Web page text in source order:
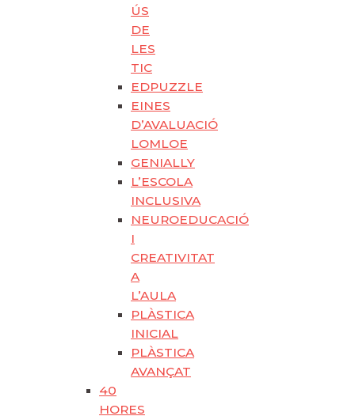
ÚS
DE
LES
TIC
EDPUZZLE
EINES
D’AVALUACIÓ
LOMLOE
GENIALLY
L’ESCOLA
INCLUSIVA
NEUROEDUCACIÓ
I
CREATIVITAT
A
L’AULA
PLÀSTICA
INICIAL
PLÀSTICA
AVANÇAT
40
HORES